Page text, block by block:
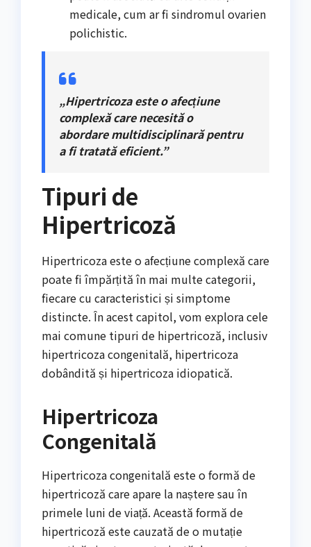
medicale, cum ar fi sindromul ovarien
polichistic.
„Hipertricoza este o afecțiune
complexă care necesită o
abordare multidisciplinară pentru
a fi tratată eficient.”
Tipuri de
Hipertricoză
Hipertricoza este o afecțiune complexă care
poate fi împărțită în mai multe categorii,
fiecare cu caracteristici și simptome
distincte. În acest capitol, vom explora cele
mai comune tipuri de hipertricoză, inclusiv
hipertricoza congenitală, hipertricoza
dobândită și hipertricoza idiopatică.
Hipertricoza
Congenitală
Hipertricoza congenitală este o formă de
hipertricoză care apare la naștere sau în
primele luni de viață. Această formă de
hipertricoză este cauzată de o mutație